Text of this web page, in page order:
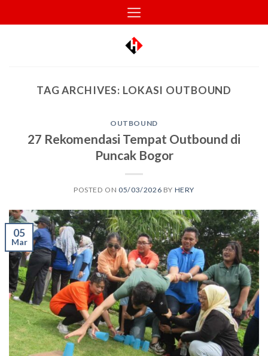
to
TAG ARCHIVES: LOKASI OUTBOUND
OUTBOUND
27 Rekomendasi Tempat Outbound di
Puncak Bogor
POSTED ON05/03/2026 BY HERY
05
Mar